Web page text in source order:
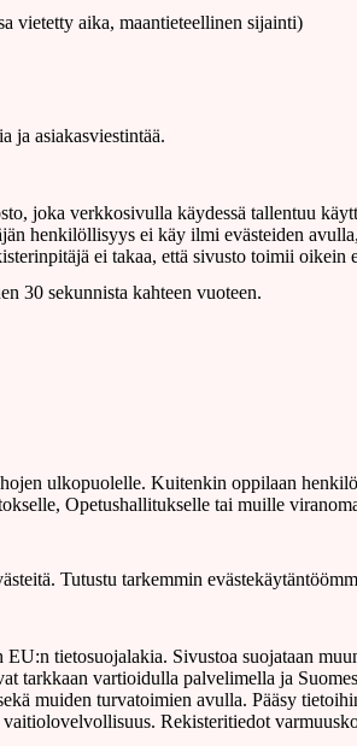
vietetty aika, maantieteellinen sijainti)
ja asiakasviestintää.
joka verkkosivulla käydessä tallentuu
henkilöllisyys ei käy ilmi evästeiden
ei takaa, että sivusto toimii oikein
30 sekunnista kahteen vuoteen.
ulkopuolelle. Kuitenkin oppilaan
Opetushallitukselle tai muille
Tutustu tarkemmin
tietosuojalakia. Sivustoa suojataan
tarkkaan vartioidulla palvelimella ja
muiden turvatoimien avulla. Pääsy
Rekisteritiedot